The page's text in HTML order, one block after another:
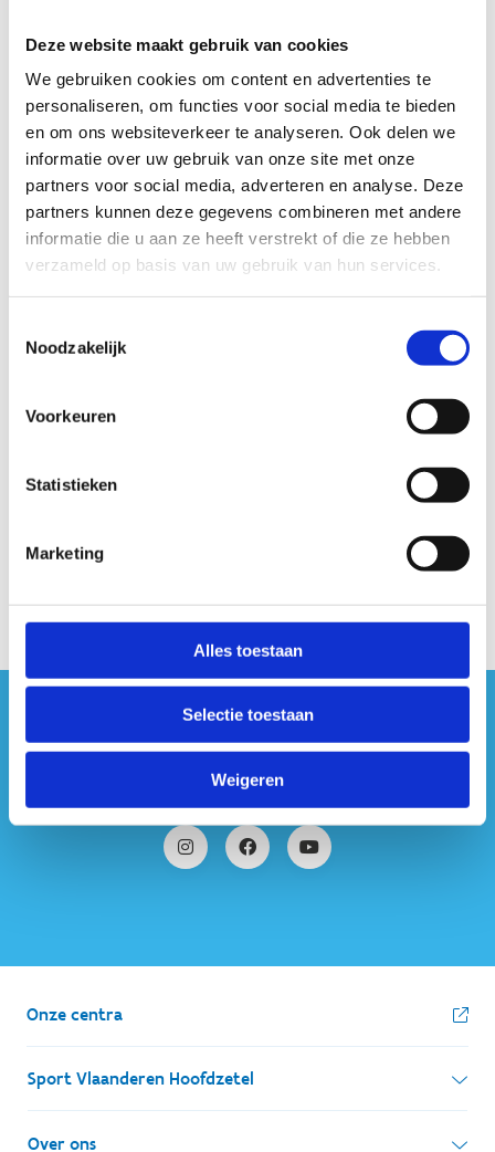
Deze website maakt gebruik van cookies
We gebruiken cookies om content en advertenties te
personaliseren, om functies voor social media te bieden
en om ons websiteverkeer te analyseren. Ook delen we
informatie over uw gebruik van onze site met onze
partners voor social media, adverteren en analyse. Deze
partners kunnen deze gegevens combineren met andere
informatie die u aan ze heeft verstrekt of die ze hebben
verzameld op basis van uw gebruik van hun services.
Noodzakelijk
Voorkeuren
Statistieken
Marketing
Alles toestaan
Selectie toestaan
Weigeren
promotiematerialen (stickerpakket,
inspiratiefiche, ...) en leuke
sportmaterialen (frisbee,
beweegdobbelsteen, ...) waar je mee aan
de slag kan. Helemaal gratis. Vraag hem
vandaag nog aan.
Wil je na je starterskit nog extra
materialen? Dan kan je de stickers uit de
helemaal gratis.
Bestel bijkomend promotiemateriaal
#sportersbelevenmeer
ook op sociale media
Onze centra
Sport Vlaanderen Hoofdzetel
Simon Bolivarlaan 17
Over ons